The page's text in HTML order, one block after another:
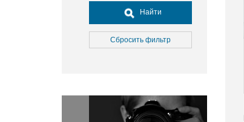
Досуг, туризм и отдых
Культура
Медицина
Окружающая среда
Политика
Найти
Сбросить фильтр